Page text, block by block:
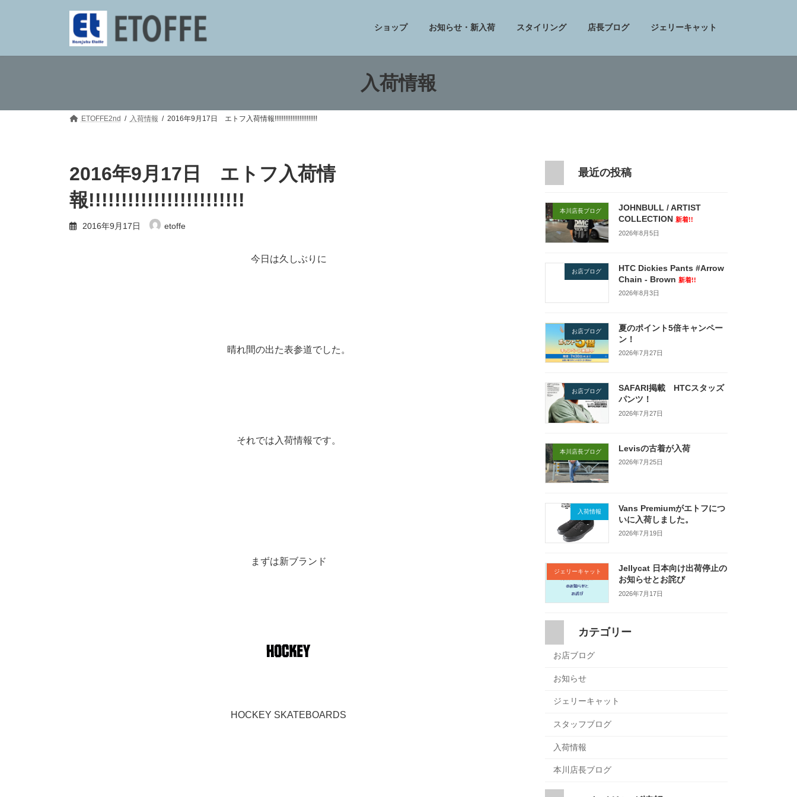
ツ
シ
ショップ お知らせ・新入荷 スタイリング 店長ブログ ジェリーキャット
入荷情報
ETOFFE2nd 入荷情報 2016年9月17日 エトフ入荷情報!!!!!!!!!!!!!!!!!!!!!!!!
2016年9月17日 エトフ入荷情
報!!!!!!!!!!!!!!!!!!!!!!!!
2016年9月17日 etoffe
今日は久しぶりに
晴れ間の出た表参道でした。
それでは入荷情報です。
まずは新ブランド
HOCKEY SKATEBOARDS
最近の投稿
本川店長ブログ
JOHNBULL / ARTIST
COLLECTION 新着!!
2026年8月5日
お店ブログ
HTC Dickies Pants #Arrow
Chain - Brown 新着!!
2026年8月3日
お店ブログ
夏のポイント5倍キャンペー
ン！
2026年7月27日
お店ブログ
SAFARI掲載 HTCスタッズ
パンツ！
2026年7月27日
本川店長ブログ Levisの古着が入荷
2026年7月25日
入荷情報
Vans Premiumがエトフにつ
いに入荷しました。
2026年7月19日
ジェリーキャット
Jellycat 日本向け出荷停止の
お知らせとお詫び
2026年7月17日
カテゴリー
お店ブログ
お知らせ
ジェリーキャット
スタッフブログ
入荷情報
本川店長ブログ